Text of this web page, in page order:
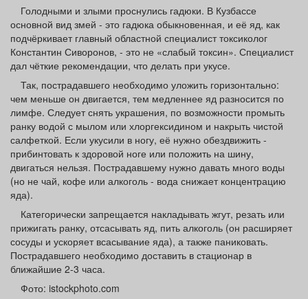
Афиша Обучение Проекты
Товары Поздравления Погода
ТВ программа Я - пенсионер
Голодными и злыми проснулись гадюки. В Кузбассе
основной вид змей - это гадюка обыкновенная, и её яд, как
подчёркивает главный областной специалист токсиколог
Константин Сиворонов, - это не «слабый токсин». Специалист
дал чёткие рекомендации, что делать при укусе.
Так, пострадавшего необходимо уложить горизонтально:
чем меньше он двигается, тем медленнее яд разносится по
лимфе. Следует снять украшения, по возможности промыть
ранку водой с мылом или хлоргексидином и накрыть чистой
салфеткой. Если укусили в ногу, её нужно обездвижить -
прибинтовать к здоровой ноге или положить на шину,
двигаться нельзя. Пострадавшему нужно давать много воды
(но не чай, кофе или алкоголь - вода снижает концентрацию
яда).
Категорически запрещается накладывать жгут, резать или
прижигать ранку, отсасывать яд, пить алкоголь (он расширяет
сосуды и ускоряет всасывание яда), а также паниковать.
Пострадавшего необходимо доставить в стационар в
ближайшие 2-3 часа.
Фото: istockphoto.com